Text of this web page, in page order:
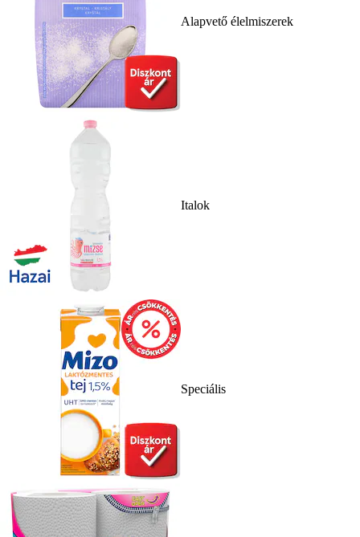
Alapvető élelmiszerek
Italok
Speciális